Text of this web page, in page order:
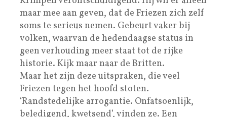
maar mee aan geven, dat de Friezen zich zelf
soms te serieus nemen. Gebeurt vaker bij
volken, waarvan de hedendaagse status in
geen verhouding meer staat tot de rijke
historie. Kijk maar naar de Britten.
Maar het zijn deze uitspraken, die veel
Friezen tegen het hoofd stoten.
‘Randstedelijke arrogantie. Onfatsoenlijk,
beledigend, kwetsend’, vinden ze. Een